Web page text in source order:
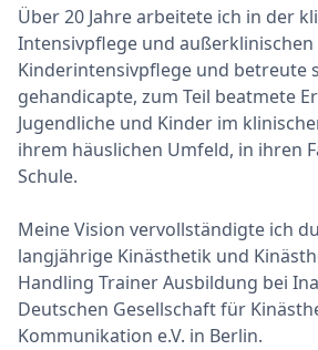
Über 20 Jahre arbeitete ich in der
Intensivpflege und außerklinischen
Kinderintensivpflege und betreute
gehandicapte, zum Teil beatmete
Jugendliche und Kinder im
ihrem häuslichen Umfeld, in ihren
Schule.
Meine Vision vervollständigte ich
langjährige Kinästhetik und
Handling Trainer Ausbildung bei
Deutschen Gesellschaft für
Kommunikation e.V. in Berlin.